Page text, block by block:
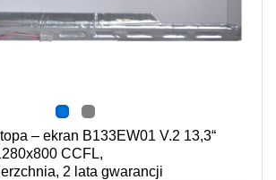
– ekran B133EW01 V.2 13,3“
CCFL,
2 lata gwarancji